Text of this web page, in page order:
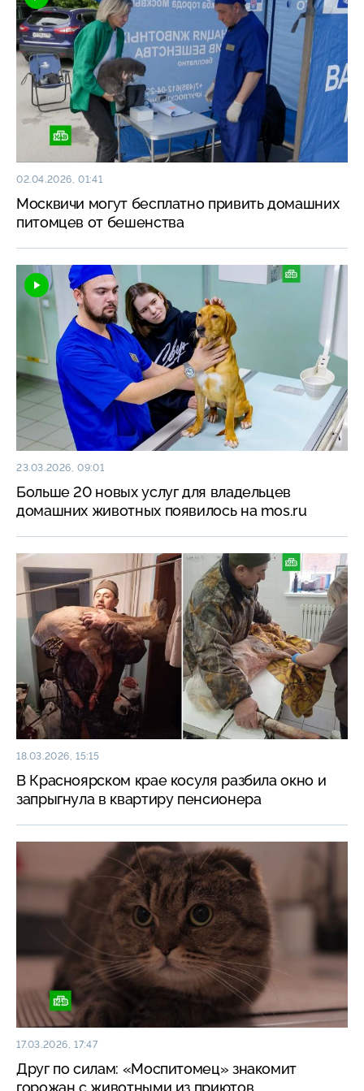
02.04.2026, 01:41
Москвичи могут бесплатно привить домашних
питомцев от бешенства
23.03.2026, 09:01
Больше 20 новых услуг для владельцев
домашних животных появилось на mos.ru
18.03.2026, 15:15
В Красноярском крае косуля разбила окно и
запрыгнула в квартиру пенсионера
17.03.2026, 17:47
Друг по силам: «Моспитомец» знакомит
горожан с животными из приютов